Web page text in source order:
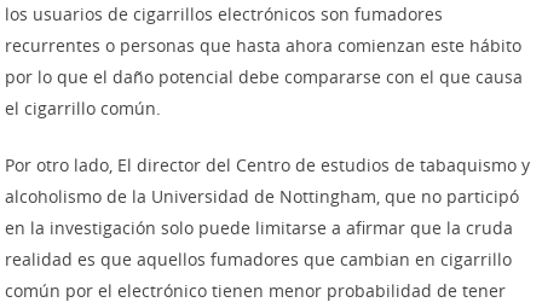
los usuarios de cigarrillos electrónicos son fumadores
recurrentes o personas que hasta ahora comienzan este hábito
por lo que el daño potencial debe compararse con el que causa
el cigarrillo común.
Por otro lado, El director del Centro de estudios de tabaquismo y
alcoholismo de la Universidad de Nottingham, que no participó
en la investigación solo puede limitarse a afirmar que la cruda
realidad es que aquellos fumadores que cambian en cigarrillo
común por el electrónico tienen menor probabilidad de tener